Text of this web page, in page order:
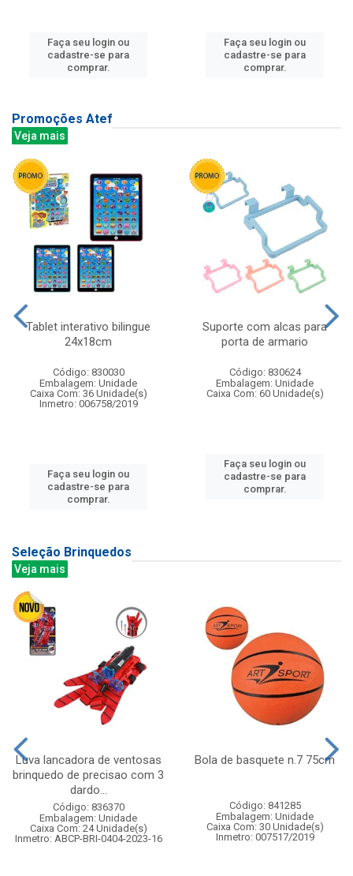
Faça seu login ou
cadastre-se para
comprar.
Faça seu login ou
cadastre-se para
comprar.
Promoções Atef
Veja mais
Tablet interativo bilingue
24x18cm
Código: 830030
Embalagem: Unidade
Caixa Com: 36 Unidade(s)
Inmetro: 006758/2019
Faça seu login ou
cadastre-se para
comprar.
Suporte com alcas para
porta de armario
Código: 830624
Embalagem: Unidade
Caixa Com: 60 Unidade(s)
Faça seu login ou
cadastre-se para
comprar.
Seleção Brinquedos
Veja mais
Luva lancadora de ventosas
brinquedo de precisao com 3
dardo...
Código: 836370
Embalagem: Unidade
Caixa Com: 24 Unidade(s)
Inmetro: ABCP-BRI-0404-2023-16
Bola de basquete n.7 75cm
Código: 841285
Embalagem: Unidade
Caixa Com: 30 Unidade(s)
Inmetro: 007517/2019